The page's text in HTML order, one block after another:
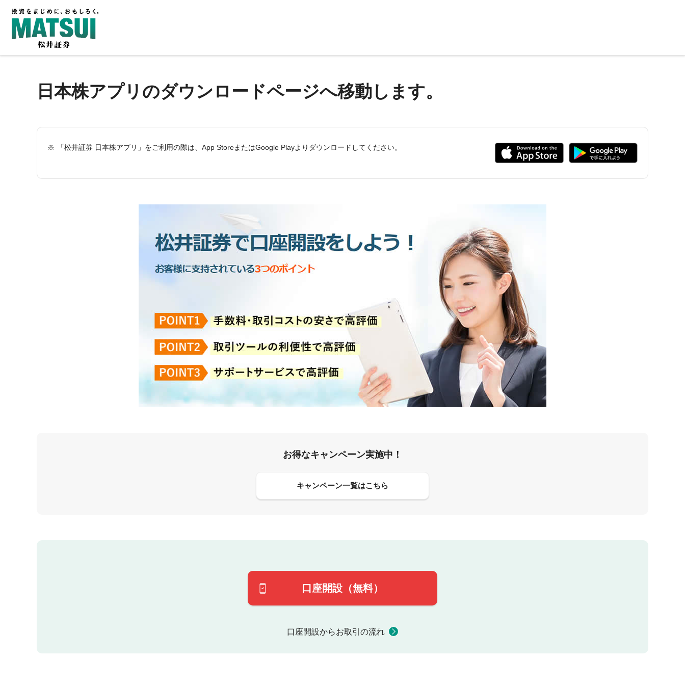
日本株アプリのダウンロードページへ移動します。
「松井証券 日本株アプリ」をご利用の際は、App StoreまたはGoogle Playよりダウンロードしてください。
お得なキャンペーン実施中！
キャンペーン一覧はこちら
口座開設（無料）
口座開設からお取引の流れ